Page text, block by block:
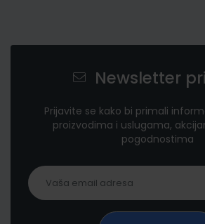
Newsletter
Prijavite se kako bi primali
proizvodima i uslugama,
pogodnostima